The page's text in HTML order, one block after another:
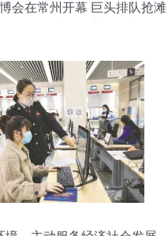
会在常州开幕 巨头排队抢滩